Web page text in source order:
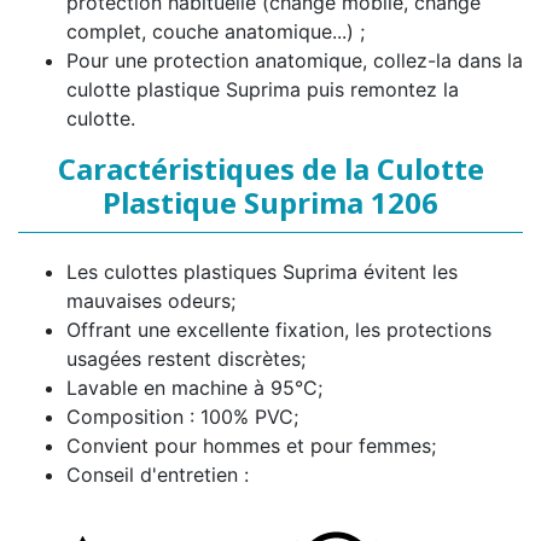
complet, couche anatomique...) ;
Pour une protection anatomique, collez-la dans la
culotte plastique Suprima puis remontez la
culotte.
Caractéristiques de la Culotte
Plastique Suprima 1206
Les culottes plastiques Suprima évitent les
mauvaises odeurs;
Offrant une excellente fixation, les protections
usagées restent discrètes;
Lavable en machine à 95°C;
Composition : 100% PVC;
Convient pour hommes et pour femmes;
Conseil d'entretien :